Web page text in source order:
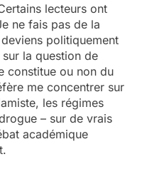
lecteurs ont
ne fais pas de la
politiquement
la question de
constitue ou non du
me concentrer sur
les régimes
– sur de vrais
académique